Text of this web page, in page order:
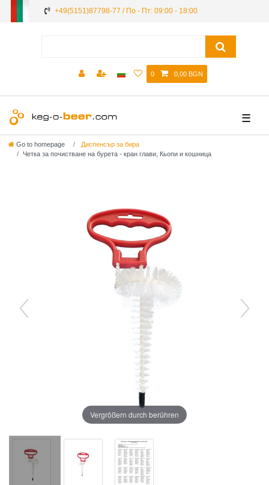
+49(5151)87798-77 / По - Пт: 09:00 - 18:00
0 0,00 BGN
☰
Go to homepage
Диспенсър за бира
Четка за почистване на бурета - кран глави, Кьопи и кошница
Vergrößern durch berühren